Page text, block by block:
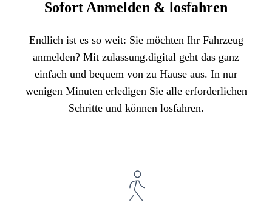
Sofort Anmelden & losfahren
Endlich ist es so weit: Sie möchten Ihr Fahrzeug
anmelden? Mit zulassung.digital geht das ganz
einfach und bequem von zu Hause aus. In nur
wenigen Minuten erledigen Sie alle erforderlichen
Schritte und können losfahren.